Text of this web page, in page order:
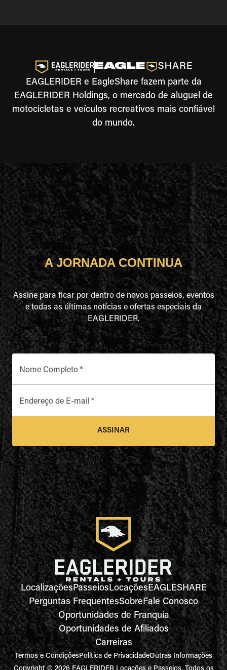
EAGLERIDER e EagleShare fazem parte da
EAGLERIDER Holdings, o mercado de aluguel de
motocicletas e veículos recreativos mais confiável
do mundo.
A JORNADA CONTINUA
Assine para ficar por dentro de novos passeios, eventos
e todas as últimas notícias e ofertas especiais da
EAGLERIDER.
Nome Completo*
Endereço de E-mail *
ASSINAR
LocalizaçõesPasseiosLocaçõesEAGLESHARE
Perguntas FrequentesSobreFale Conosco
Oportunidades de Franquia
Oportunidades de Afiliados
Carreiras
Termos e CondiçõesPolítica de PrivacidadeOutras Informações